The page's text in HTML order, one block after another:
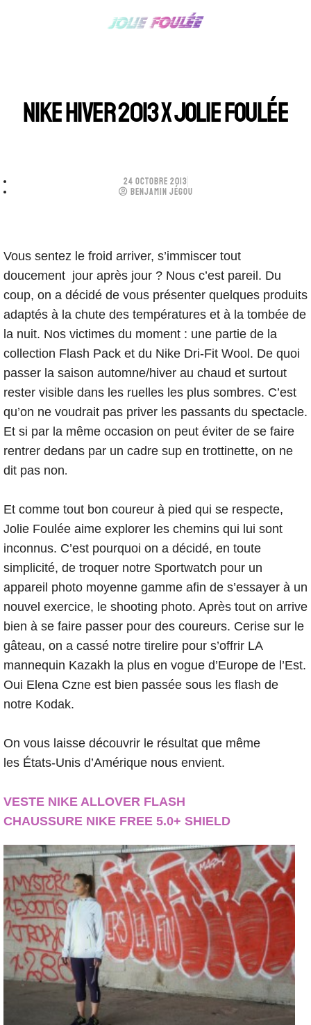
NIKE HIVER 2013 X JOLIE FOULÉE
24 OCTOBRE 2013
BENJAMIN JÉGOU
Vous sentez le froid arriver, s’immiscer tout
doucement jour après jour ? Nous c’est pareil. Du
coup, on a décidé de vous présenter quelques produits
adaptés à la chute des températures et à la tombée de
la nuit. Nos victimes du moment : une partie de la
collection Flash Pack et du Nike Dri-Fit Wool. De quoi
passer la saison automne/hiver au chaud et surtout
rester visible dans les ruelles les plus sombres. C’est
qu’on ne voudrait pas priver les passants du spectacle.
Et si par la même occasion on peut éviter de se faire
rentrer dedans par un cadre sup en trottinette, on ne
dit pas non.
Et comme tout bon coureur à pied qui se respecte,
Jolie Foulée aime explorer les chemins qui lui sont
inconnus. C’est pourquoi on a décidé, en toute
simplicité, de troquer notre Sportwatch pour un
appareil photo moyenne gamme afin de s’essayer à un
nouvel exercice, le shooting photo. Après tout on arrive
bien à se faire passer pour des coureurs. Cerise sur le
gâteau, on a cassé notre tirelire pour s’offrir LA
mannequin Kazakh la plus en vogue d’Europe de l’Est.
Oui Elena Czne est bien passée sous les flash de
notre Kodak.
On vous laisse découvrir le résultat que même
les États-Unis d’Amérique nous envient.
VESTE NIKE ALLOVER FLASH
CHAUSSURE NIKE FREE 5.0+ SHIELD